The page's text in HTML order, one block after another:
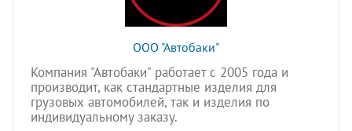
ООО "Автобаки"
Компания "Автобаки" работает с 2005 года и
производит, как стандартные изделия для
грузовых автомобилей, так и изделия по
индивидуальному заказу.